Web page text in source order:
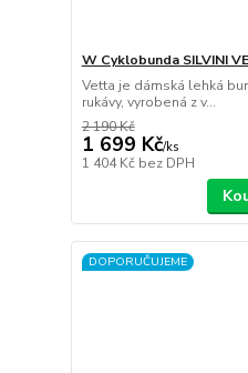
W Cyklobunda SILVINI
Vetta je dámská lehká
rukávy, vyrobená z v...
2 190 Kč
1 699 Kč/ks
1 404 Kč bez DPH
DOPORUČUJEME